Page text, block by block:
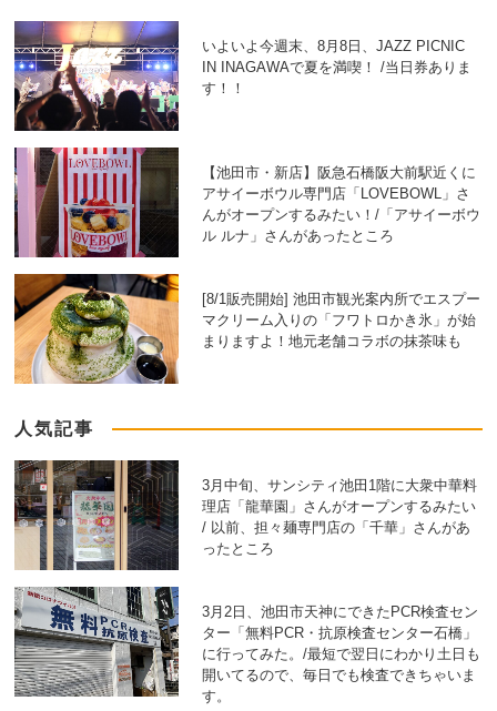
いよいよ今週末、8月8日、JAZZ PICNIC
IN INAGAWAで夏を満喫！ /当日券ありま
す！！
【池田市・新店】阪急石橋阪大前駅近くに
アサイーボウル専門店「LOVEBOWL」さ
んがオープンするみたい！/「アサイーボウ
ル ルナ」さんがあったところ
[8/1販売開始] 池田市観光案内所でエスプー
マクリーム入りの「フワトロかき氷」が始
まりますよ！地元老舗コラボの抹茶味も
人気記事
3月中旬、サンシティ池田1階に大衆中華料
理店「龍華園」さんがオープンするみたい
/ 以前、担々麺専門店の「千華」さんがあ
ったところ
3月2日、池田市天神にできたPCR検査セン
ター「無料PCR・抗原検査センター石橋」
に行ってみた。/最短で翌日にわかり土日も
開いてるので、毎日でも検査できちゃいま
す。